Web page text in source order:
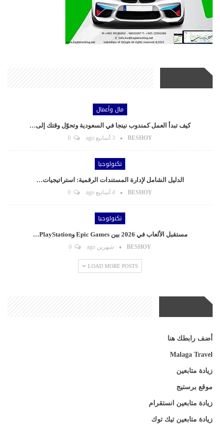
مال وأعمال
كيف تبدأ العمل كمندوب نينجا في السعودية وتحوّل وقتك إلى…
BESHOY 3 أسابيع ago
تكنولوجيا
الدليل الشامل لإدارة المستندات الرقمية: استراتيجيات…
BESHOY 4 أسابيع ago
تكنولوجيا
مستقبل الألعاب في 2026 بين Epic Games وPlayStation…
BESHOY شهرين ago
LOAD MORE POSTS
أضف رابطك هنا
Malaga Travel
زيادة متابعين
موقع برستيج
زيادة متابعين انستقرام
زيادة متابعين تيك توك